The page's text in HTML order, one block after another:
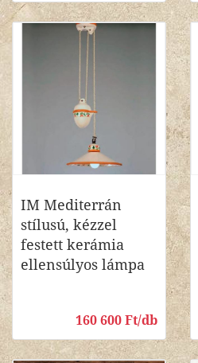
IM Mediterrán
stílusú, kézzel
festett kerámia
ellensúlyos lámpa
160 600 Ft/db